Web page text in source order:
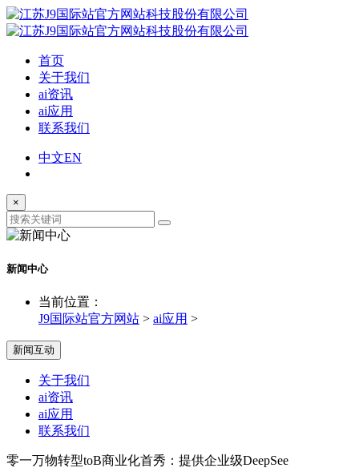
首页
关于我们
ai资讯
ai应用
联系我们
中文EN
×
新闻中心
当前位置：
J9国际站官方网站 > ai应用 >
新闻互动
关于我们
ai资讯
ai应用
联系我们
零一万物转型toB商业化首秀：提供企业级DeepSee